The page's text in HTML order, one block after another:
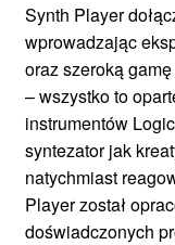
Synth Player
wprowadzając
oraz szeroką
– wszystko to
instrumentów
syntezator jak
natychmiast
Player został
doświadczonych